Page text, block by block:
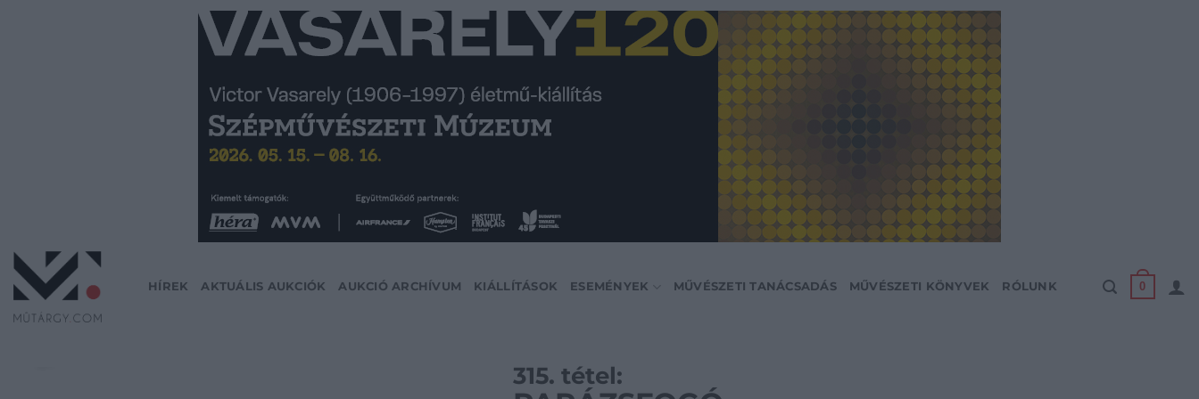
HÍREK AKTUÁLIS AUKCIÓK AUKCIÓ ARCHÍVUM KIÁLLÍTÁSOK ESEMÉNYEK MŰVÉSZETI TANÁCSADÁS MŰVÉSZETI KÖNYVEK RÓLUNK 0
315. tétel: